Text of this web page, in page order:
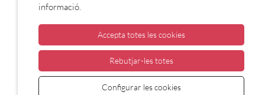
CONSORCI PER A LA NORMALITZACIÓ
informació.
Accepta totes les cookies
Rebutjar-les totes
Configurar les cookies